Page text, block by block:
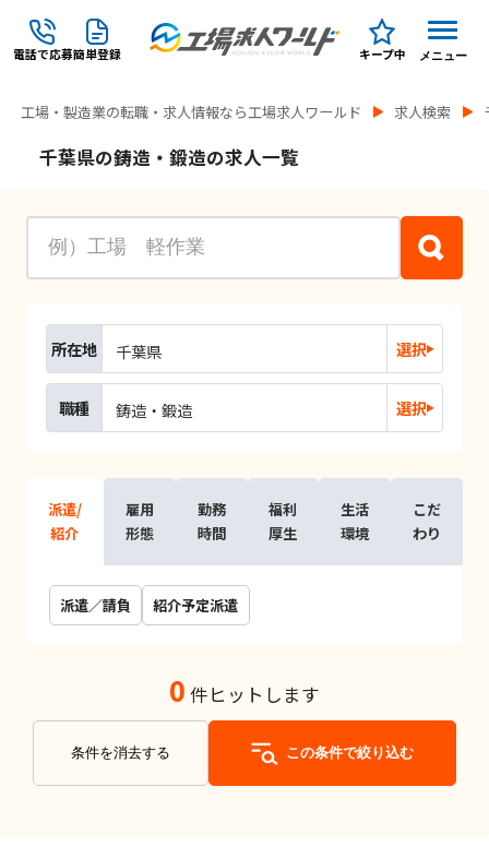
電話で応募簡単登録 キープ中 メニュー
工場・製造業の転職・求人情報なら工場求人ワールド 求人検索
千葉県の鋳造・鍛造の求人一覧
所在地 千葉県 選択
職種 鋳造・鍛造 選択
派遣/
紹介
雇用
形態
勤務
時間
福利
厚生
生活
環境
こだ
わり
派遣／請負 紹介予定派遣
0 件ヒットします
条件を消去する この条件で絞り込む